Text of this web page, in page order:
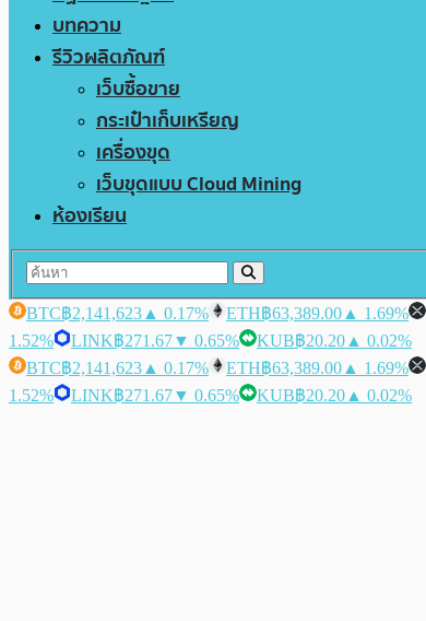
บทความ
รีวิวผลิตภัณฑ์
เว็บซื้อขาย
กระเป๋าเก็บเหรียญ
เครื่องขุด
เว็บขุดแบบ Cloud Mining
ห้องเรียน
BTC฿2,141,623 ▲ 0.17% ETH฿63,389.00 ▲ 1.69%
1.52%
LINK฿271.67▼ 0.65% KUB฿20.20 ▲ 0.02%
BTC฿2,141,623 ▲ 0.17% ETH฿63,389.00 ▲ 1.69%
1.52%
LINK฿271.67▼ 0.65% KUB฿20.20 ▲ 0.02%